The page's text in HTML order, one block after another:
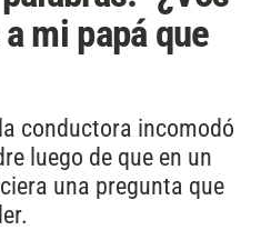
mi papá que
conductora incomodó
luego de que en un
una pregunta que